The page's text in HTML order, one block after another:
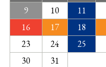
9
10 11
16
17 18
23
24 25
30
31